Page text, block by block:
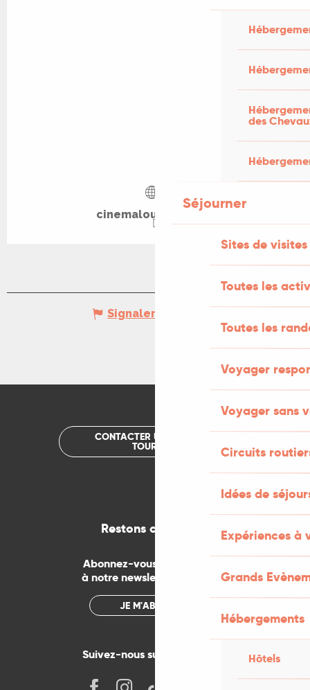
des
Séjourner
Sites de visites
Toutes les
Toutes les
Voyager
Voyager sans
Circuits
Idées de
Expériences à
Grands
Hébergements
Hôtels
cinemalouismalle.fr
Signaler une erreur
CONTACTER UN OFFICE DE
TOURISME
Restons connectés
Abonnez-vous gratuitement
à notre newsletter mensuelle
JE M'ABONNE
Suivez-nous sur les réseaux !